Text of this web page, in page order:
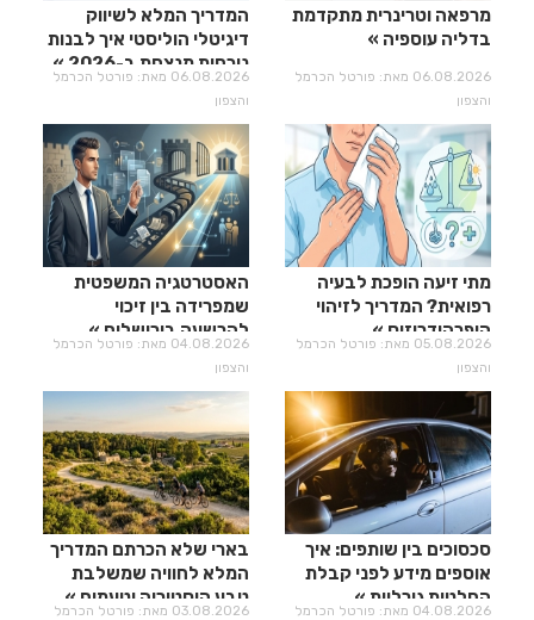
מרפאה וטרינרית מתקדמת
בדליה עוספיה
06.08.2026 מאת: פורטל הכרמל
והצפון
המדריך המלא לשיווק
דיגיטלי הוליסטי איך לבנות
נוכחות מנצחת ב-2026
06.08.2026 מאת: פורטל הכרמל
והצפון
מתי זיעה הופכת לבעיה
רפואית? המדריך לזיהוי
היפרהידרוזיס
05.08.2026 מאת: פורטל הכרמל
והצפון
האסטרטגיה המשפטית
שמפרידה בין זיכוי
להרשעה בירושלים
04.08.2026 מאת: פורטל הכרמל
והצפון
סכסוכים בין שותפים: איך
אוספים מידע לפני קבלת
החלטות גורליות
04.08.2026 מאת: פורטל הכרמל
בארי שלא הכרתם המדריך
המלא לחוויה שמשלבת
טבע היסטוריה וטעמים
03.08.2026 מאת: פורטל הכרמל